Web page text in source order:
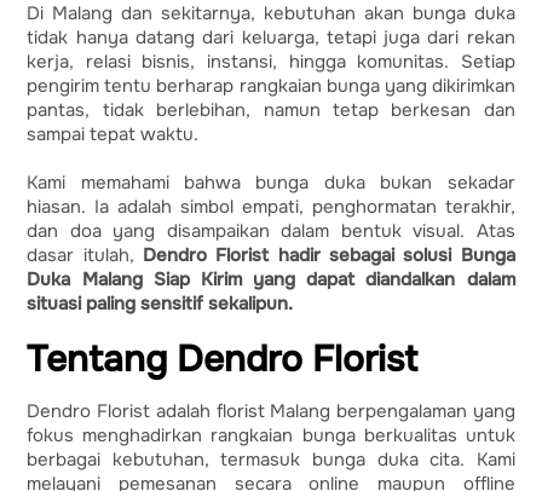
Di Malang dan sekitarnya, kebutuhan akan bunga duka
tidak hanya datang dari keluarga, tetapi juga dari rekan
kerja, relasi bisnis, instansi, hingga komunitas. Setiap
pengirim tentu berharap rangkaian bunga yang dikirimkan
pantas, tidak berlebihan, namun tetap berkesan dan
sampai tepat waktu.
Kami memahami bahwa bunga duka bukan sekadar
hiasan. Ia adalah simbol empati, penghormatan terakhir,
dan doa yang disampaikan dalam bentuk visual. Atas
dasar itulah, Dendro Florist hadir sebagai solusi Bunga
Duka Malang Siap Kirim yang dapat diandalkan dalam
situasi paling sensitif sekalipun.
Tentang Dendro Florist
Dendro Florist adalah florist Malang berpengalaman yang
fokus menghadirkan rangkaian bunga berkualitas untuk
berbagai kebutuhan, termasuk bunga duka cita. Kami
melayani pemesanan secara online maupun offline